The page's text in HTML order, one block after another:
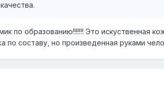
по образованию!!!!!!! Это искуственная
по составу, но произведенная руками